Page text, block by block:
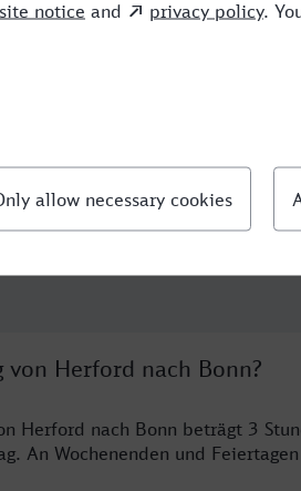
ERB,NX
Herford nach Bonn?
Herford nach Bonn beträgt 3
An Wochenenden und